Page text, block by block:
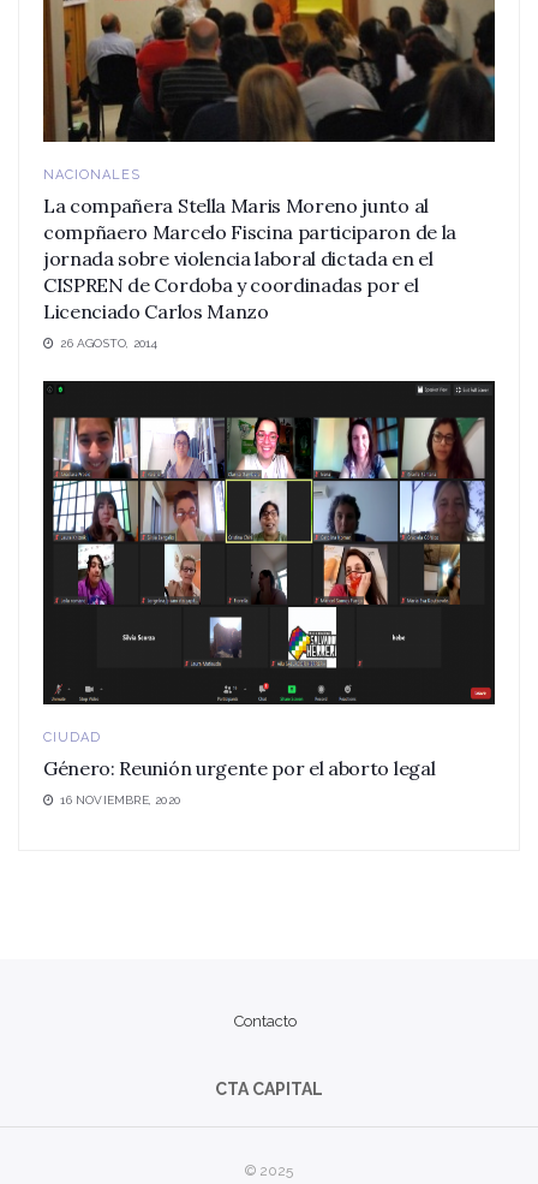
NACIONALES
La compañera Stella Maris Moreno junto al
compñaero Marcelo Fiscina participaron de la
jornada sobre violencia laboral dictada en el
CISPREN de Cordoba y coordinadas por el
Licenciado Carlos Manzo
26 AGOSTO, 2014
CIUDAD
Género: Reunión urgente por el aborto legal
16 NOVIEMBRE, 2020
Contacto
CTA CAPITAL
© 2025